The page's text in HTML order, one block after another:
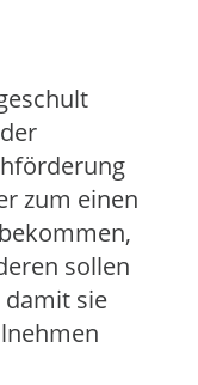
zum einen
sollen
sie